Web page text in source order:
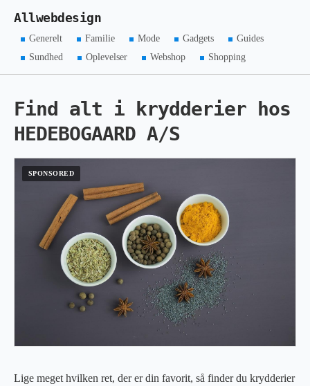
Allwebdesign
Generelt Familie Mode Gadgets
Guides
Sundhed
Oplevelser Webshop Shopping
Find alt i krydderier hos
HEDEBOGAARD A/S
Lige meget hvilken ret, der er din favorit, så finder du krydderier